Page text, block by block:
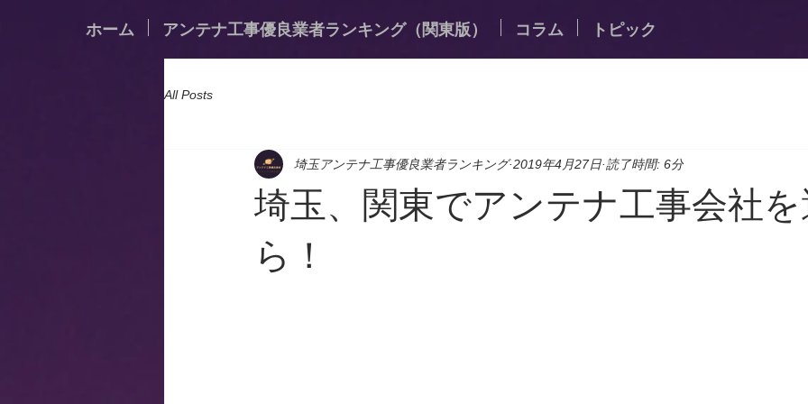
All Posts
埼玉、関東でアンテナ工事会社
ら！
埼玉アンテナ工事優良業者ランキング 2019年4月27日 読了時間: 6分
ホーム アンテナ工事優良業者ランキング（関東版） コラム トピック